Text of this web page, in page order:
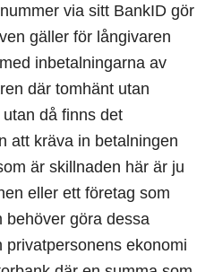
via sitt BankID gör
gäller för långivaren
inbetalningarna av
där tomhänt utan
då finns det
att kräva in betalningen
är skillnaden här är ju
eller ett företag som
behöver göra dessa
ekonomi